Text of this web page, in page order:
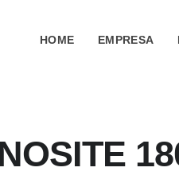
HOME EMPRESA